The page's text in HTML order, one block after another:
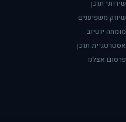
שירותי תוכן
שיווק משפיענים
מומחה יוטיוב
אסטרטגיית תוכן
פרסום אצלנו